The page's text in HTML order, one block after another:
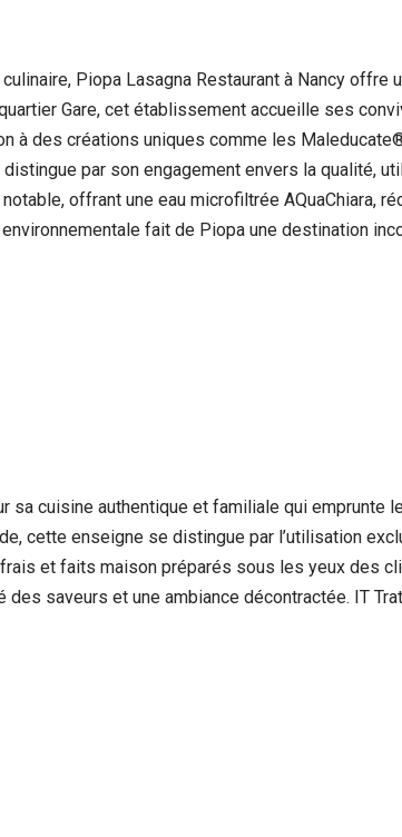
Piopa Lasagna Restaurant à Nancy
Gare, cet établissement accueille ses
à des créations uniques comme les
par son engagement envers la qualité,
offrant une eau microfiltrée AQuaChiara,
fait de Piopa une destination
sa cuisine authentique et familiale qui
cette enseigne se distingue par l’utilisation
et faits maison préparés sous les yeux des
saveurs et une ambiance décontractée. IT